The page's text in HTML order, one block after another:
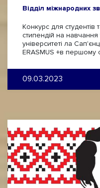
Відділ міжнародних
Конкурс для студентів
стипендій на
університеті ла
ERASMUS +в першому
09.03.2023